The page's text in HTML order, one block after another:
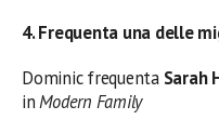
4. Frequenta una delle
Dominic frequenta Sarah
inModern Family